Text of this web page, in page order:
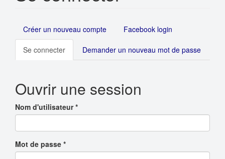
Onglets
principaux
Créer un nouveau compte Facebook login
Se connecter (onglet
actif)
Demander un nouveau mot de passe
Ouvrir une session
Nom d'utilisateur*
Mot de passe *